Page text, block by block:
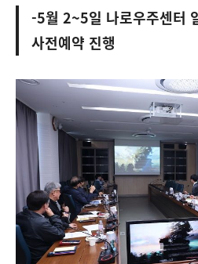
-5월 2~5일 나로우주센터
사전예약 진행